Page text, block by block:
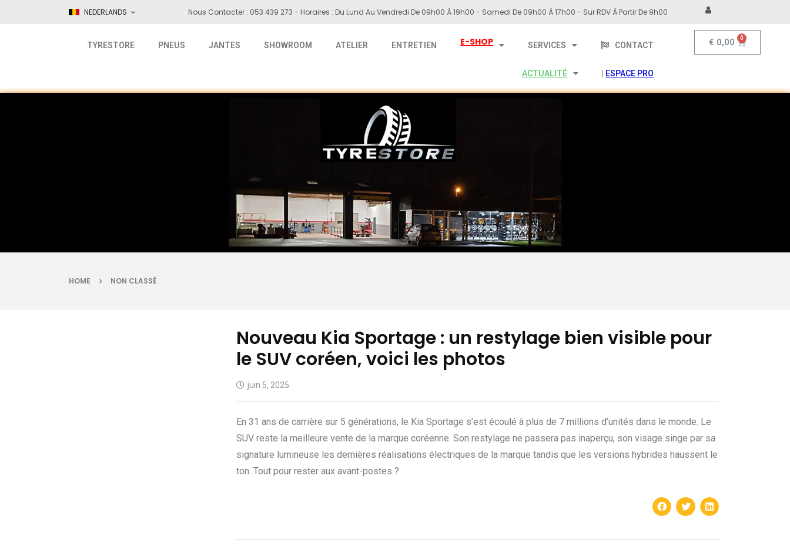
NEDERLANDS Nous Contacter : 053 439 273 - Horaires : Du Lund Au Vendredi De 09h00 À 19h00 - Samedi De 09h00 À 17h00 - Sur RDV À Partir De 9h00
TYRESTORE PNEUS JANTES SHOWROOM ATELIER ENTRETIEN E-SHOP SERVICES CONTACT
ACTUALITÉ ESPACE PRO
€ 0,00
HOME NON CLASSÉ
Nouveau Kia Sportage : un restylage bien visible pour
le SUV coréen, voici les photos
juin 5, 2025
En 31 ans de carrière sur 5 générations, le Kia Sportage s’est écoulé à plus de 7 millions d’unités dans le monde. Le
SUV reste la meilleure vente de la marque coréenne. Son restylage ne passera pas inaperçu, son visage singe par sa
signature lumineuse les dernières réalisations électriques de la marque tandis que les versions hybrides haussent le
ton. Tout pour rester aux avant-postes ?